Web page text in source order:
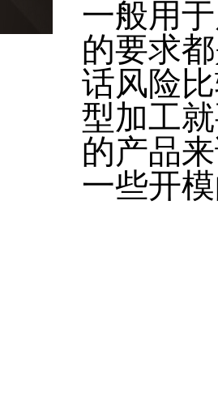
一般用
的要求
话风险
型加工
的产品
一些开